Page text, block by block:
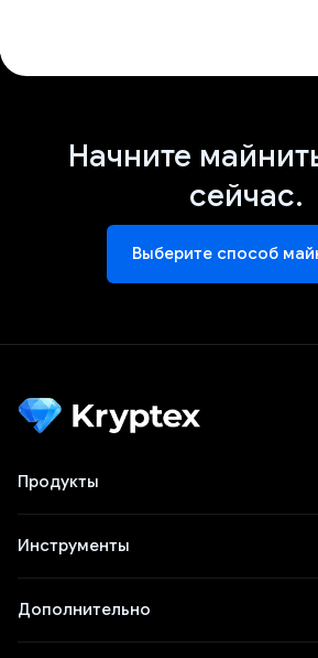
Начните
сейчас.
Выберите способ
Продукты
Инструменты
Дополнительно